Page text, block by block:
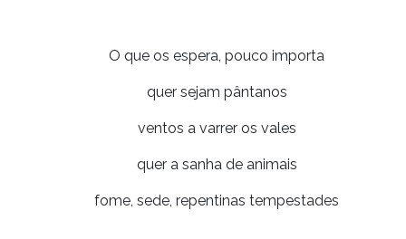
O que os espera, pouco importa
quer sejam pântanos
ventos a varrer os vales
quer a sanha de animais
fome, sede, repentinas tempestades